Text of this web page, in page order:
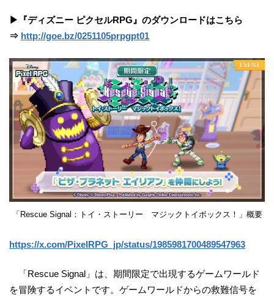
▶『ディズニー ピクセルRPG』のダウンロードはこちら
⇒ http://goe.bz/0251105prpgpt01
「Rescue Signal：トイ・ストーリー マジックトイボックス！」概要
https://x.com/PixelRPG_jp/status/1985981700489547963
「Rescue Signal」は、期間限定で出現するゲームワールド
を冒険するイベントです。ゲームワールドからの救難信号を